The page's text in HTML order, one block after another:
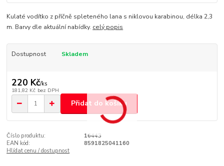
Kulaté vodítko z příčně spleteného lana s niklovou karabinou, délka 2,3
m. Barvy dle aktuální nabídky. celý popis
Dostupnost Skladem
220 Kč/ks
181,82 Kč bez DPH
Přidat do košíku
Číslo produktu:
16443
EAN kód:
8591825041160
Hlídat cenu / dostupnost